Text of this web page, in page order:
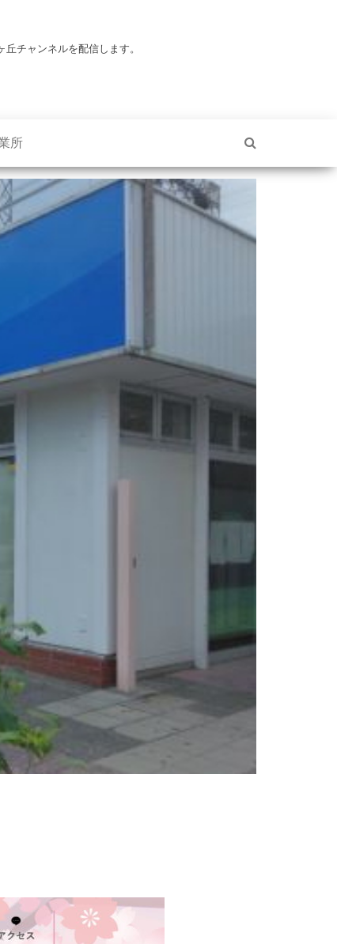
チャンネルを配信します。
所